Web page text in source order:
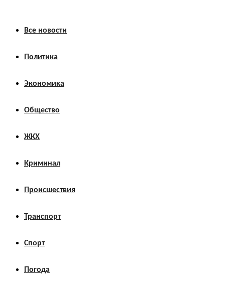
Все новости
Политика
Экономика
Общество
ЖКХ
Криминал
Происшествия
Транспорт
Спорт
Погода